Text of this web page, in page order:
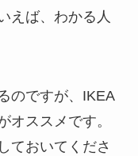
えば、わかる人
のですが、IKEA
オススメです。
ておいてくださ